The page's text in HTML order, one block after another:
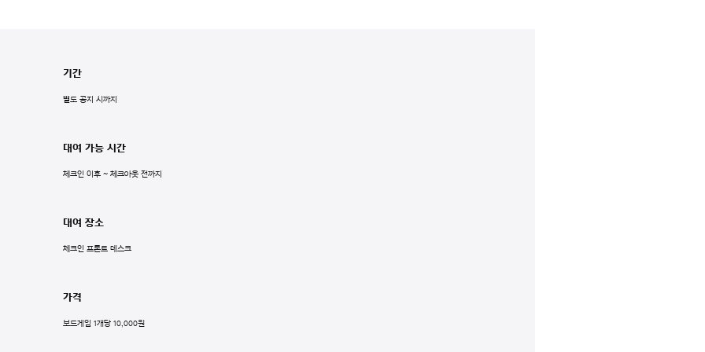
기간
별도 공지 시까지
대여 가능 시간
체크인 이후 ~ 체크아웃 전까지
대여 장소
체크인 프론트 데스크
가격
보드게임 1개당 10,000원